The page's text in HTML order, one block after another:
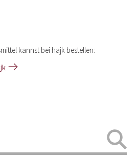
kannst bei hajk bestellen: